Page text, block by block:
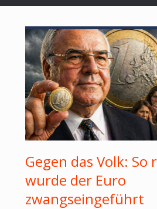
Gegen das Volk: So
wurde der Euro
zwangseingeführt